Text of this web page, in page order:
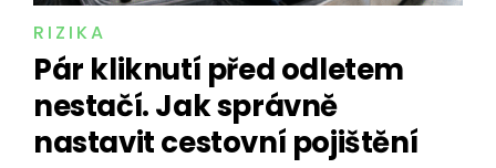
RIZIKA
Pár kliknutí před odletem
nestačí. Jak správně
nastavit cestovní pojištění